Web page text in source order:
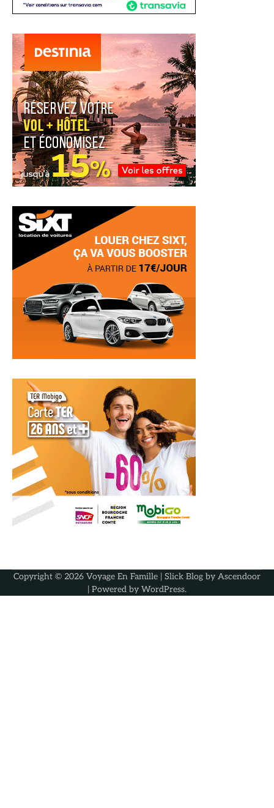
Copyright © 2026 Voyage En Famille | Slick Blog by Ascendoor
| Powered by WordPress.